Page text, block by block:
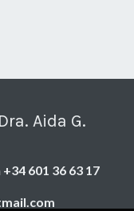
Aida G.
+34 601 36 63 17